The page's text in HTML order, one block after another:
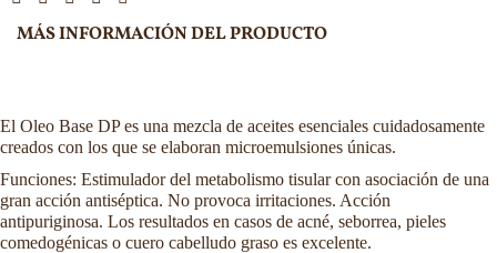
MÁS INFORMACIÓN DEL PRODUCTO
El Oleo Base DP es una mezcla de aceites esenciales cuidadosamente
creados con los que se elaboran microemulsiones únicas.
Funciones: Estimulador del metabolismo tisular con asociación de una
gran acción antiséptica. No provoca irritaciones. Acción
antipuriginosa. Los resultados en casos de acné, seborrea, pieles
comedogénicas o cuero cabelludo graso es excelente.